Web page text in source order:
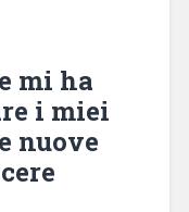
mi ha
i miei
nuove